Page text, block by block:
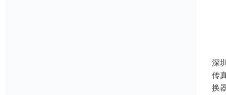
深
传
换